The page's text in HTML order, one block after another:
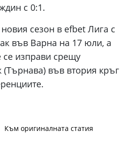
с 0:1.
сезон в efbet Лига с
във Варна на 17 юли, а
изправи срещу
(Търнава) във втория кръг
Към оригиналната статия